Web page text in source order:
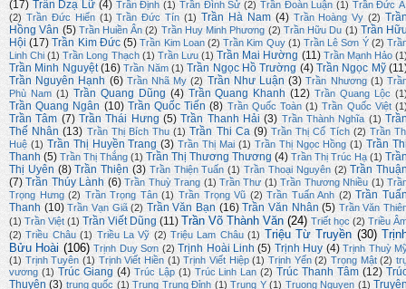
(17) Trần Dzạ Lữ (4) Trần Định (1) Trần Đình Sử (2) Trần Đoàn Luận (1) Trần Đức
(2) Trần Đức Hiển (1) Trần Đức Tín (1) Trần Hà Nam (4) Trần Hoàng Vy (2)
Hồng Vân (5) Trần Huiền Ân (2) Trần Huy Minh Phương (2) Trần Hữu Du (1) Trần
Hội (17) Trần Kim Đức (5) Trần Kim Loan (2) Trần Kim Quy (1) Trần Lê Sơn Ý (2)
Linh Chi (1) Trần Long Thạch (1) Trần Lưu (1) Trần Mai Hường (11) Trần Mạnh Hảo
Trần Minh Nguyệt (16) Trần Năm (1) Trần Ngọc Hồ Trường (4) Trần Ngọc Mỹ
Trần Nguyên Hạnh (6) Trần Nhã My (2) Trần Như Luận (3) Trần Nhương (1)
Phù Nam (1) Trần Quang Dũng (4) Trần Quang Khanh (12) Trần Quang Lộc
Trần Quang Ngân (10) Trần Quốc Tiến (8) Trần Quốc Toàn (1) Trần Quốc Việt
Trần Tâm (7) Trần Thái Hưng (5) Trần Thanh Hải (3) Trần Thành Nghĩa (1)
Thế Nhân (13) Trần Thị Bích Thu (1) Trần Thi Ca (9) Trần Thị Cổ Tích (2) Trần
Huệ (1) Trần Thị Huyền Trang (3) Trần Thị Mai (1) Trần Thị Ngọc Hồng (1) Trần
Thanh (5) Trần Thị Thắng (1) Trần Thị Thương Thương (4) Trần Thị Trúc Hạ (1)
Thị Uyên (8) Trần Thiện (3) Trần Thiện Tuấn (1) Trần Thoại Nguyên (2) Trần
(7) Trần Thúy Lành (6) Trần Thuỳ Trang (1) Trần Thư (1) Trần Thương Nhiều (1)
Trọng Hưng (2) Trần Trọng Tân (1) Trần Trọng Vũ (2) Trần Tuấn Anh (2) Trần
Thanh (10) Trần Vạn Giã (2) Trần Văn Bạn (16) Trần Văn Nhân (5) Trần Văn
(1) Trần Việt (1) Trần Viết Dũng (11) Trần Võ Thành Văn (24) Triết học (2) Triều
(2) Triều Châu (1) Triều La Vỹ (2) Triệu Lam Châu (1) Triệu Từ Truyền (30)
Bửu Hoài (106) Trịnh Duy Sơn (2) Trịnh Hoài Linh (5) Trịnh Huy (4) Trịnh Thuỳ
(1) Trịnh Tuyên (1) Trịnh Viết Hiền (1) Trịnh Viết Hiệp (1) Trịnh Yến (2) Trọng Mật (2)
vương (1) Trúc Giang (4) Trúc Lập (1) Trúc Linh Lan (2) Trúc Thanh Tâm (12)
Thuyên (3) trung quốc (1) Trung Trung Đỉnh (1) Trung Y (1) Truong Nguyen (1)